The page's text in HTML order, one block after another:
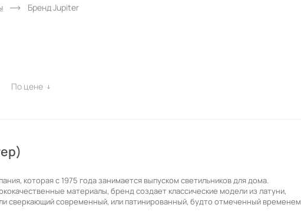
Бренд Jupiter
По цене
которая с 1975 года занимается выпуском светильников для дома.
материалы, бренд создает классические модели из латуни,
сверкающий современный, или патинированный, будто отмеченный временем